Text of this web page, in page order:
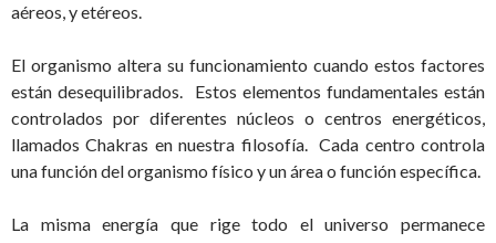
aéreos, y etéreos.
El organismo altera su funcionamiento cuando estos factores
están desequilibrados. Estos elementos fundamentales están
controlados por diferentes núcleos o centros energéticos,
llamados Chakras en nuestra filosofía. Cada centro controla
una función del organismo físico y un área o función específica.
La misma energía que rige todo el universo permanece